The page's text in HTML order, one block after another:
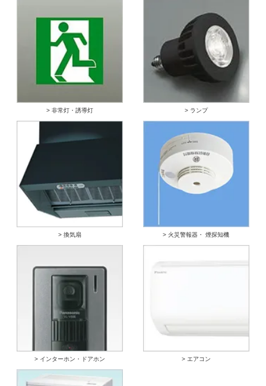
> 非常灯・誘導灯 > ランプ
> 換気扇 > 火災警報器・ 煙探知機
> インターホン・ドアホン > エアコン